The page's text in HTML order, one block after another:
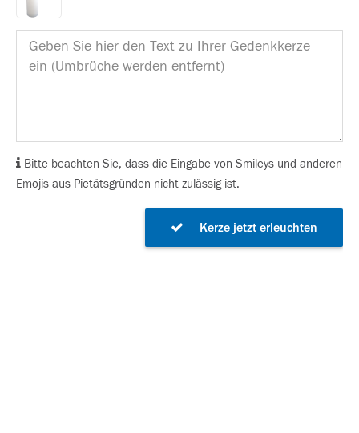
Bitte beachten Sie, dass die Eingabe von Smileys und anderen
Emojis aus Pietätsgründen nicht zulässig ist.
Kerze jetzt erleuchten